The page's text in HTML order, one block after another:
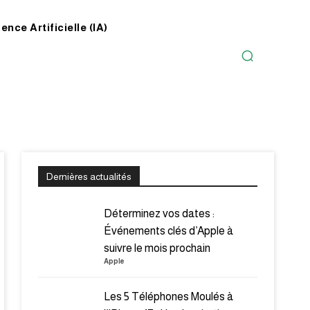
Artificielle (IA)
Dernières actualités
Déterminez vos dates :
Événements clés d’Apple à
suivre le mois prochain
Apple
Les 5 Téléphones Moulés à